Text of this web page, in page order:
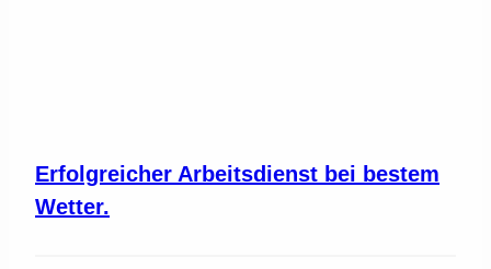
Erfolgreicher Arbeitsdienst bei bestem
Wetter.